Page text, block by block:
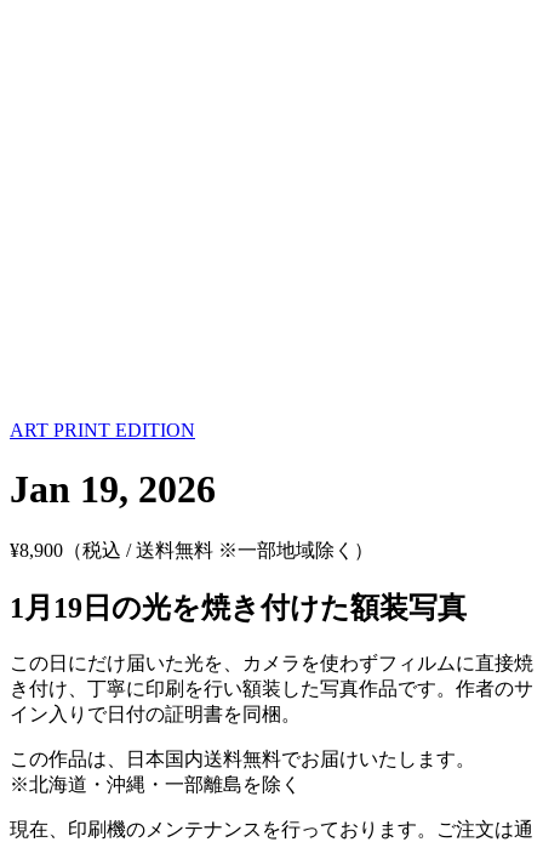
ART PRINT EDITION
Jan 19, 2026
¥8,900 （税込 / 送料無料 ※一部地域除く）
1月19日の光を焼き付けた額装写真
この日にだけ届いた光を、カメラを使わずフィルムに直接焼
き付け、丁寧に印刷を行い額装した写真作品です。作者のサ
イン入りで日付の証明書を同梱。
この作品は、日本国内送料無料でお届けいたします。
※北海道・沖縄・一部離島を除く
現在、印刷機のメンテナンスを行っております。ご注文は通